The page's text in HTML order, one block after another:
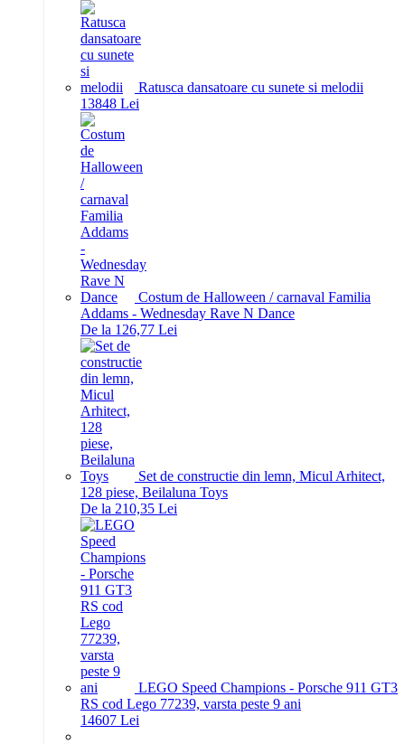
Ratusca dansatoare cu sunete si melodii
13848 Lei
Costum de Halloween / carnaval Familia
Addams - Wednesday Rave N Dance
De la 126,77 Lei
Set de constructie din lemn, Micul Arhitect,
128 piese, Beilaluna Toys
De la 210,35 Lei
LEGO Speed Champions - Porsche 911 GT3
RS cod Lego 77239, varsta peste 9 ani
14607 Lei